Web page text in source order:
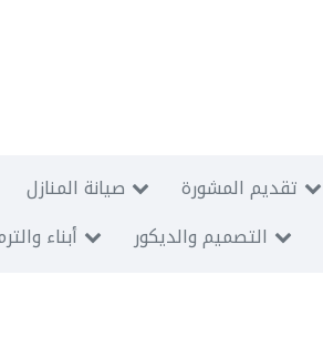
صيانة المنازل تقديم المشورة
أبناء التصميم والديكور